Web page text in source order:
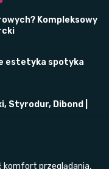
Kompleksowy
estetyka spotyka
Styrodur, Dibond |
–